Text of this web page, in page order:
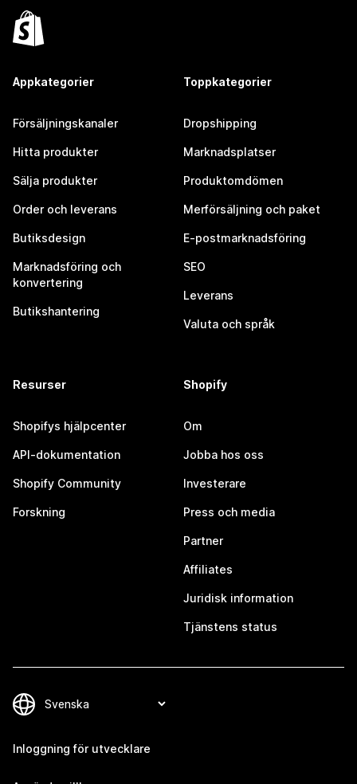
Appkategorier
Försäljningskanaler
Hitta produkter
Sälja produkter
Order och leverans
Butiksdesign
Marknadsföring och
konvertering
Butikshantering
Toppkategorier
Dropshipping
Marknadsplatser
Produktomdömen
Merförsäljning och paket
E-postmarknadsföring
SEO
Leverans
Valuta och språk
Resurser
Shopifys hjälpcenter
API-dokumentation
Shopify Community
Forskning
Shopify
Om
Jobba hos oss
Investerare
Press och media
Partner
Affiliates
Juridisk information
Tjänstens status
Inloggning för utvecklare